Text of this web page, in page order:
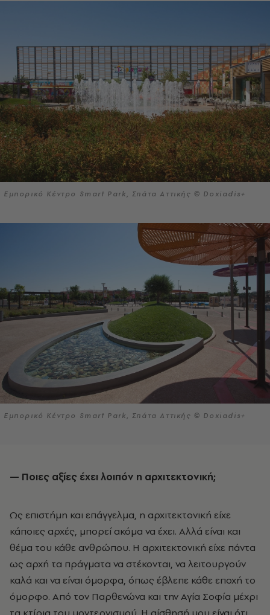
Εμπορικό Κέντρο Smart Park, Σπάτα Αττικής © Doxiadis+
Εμπορικό Κέντρο Smart Park, Σπάτα Αττικής © Doxiadis+
— Ποιες αξίες έχει λοιπόν η αρχιτεκτονική;
Ως επιστήμη και επάγγελμα, η αρχιτεκτονική είχε
κάποιες αρχές, μπορεί ακόμα να έχει. Αλλά είναι και
θέμα του κάθε ανθρώπου. Η αρχιτεκτονική είχε πάντα
ως αρχή τα πράγματα να στέκονται, να λειτουργούν
καλά και να είναι όμορφα, όπως έβλεπε κάθε εποχή το
όμορφο. Από τον Παρθενώνα και την Αγία Σοφία μέχρι